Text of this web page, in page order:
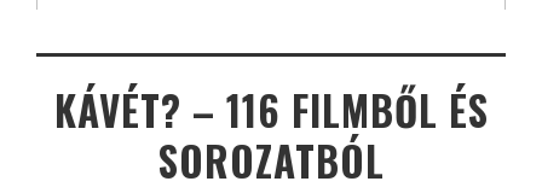
KÁVÉT? – 116 FILMBŐL ÉS
SOROZATBÓL